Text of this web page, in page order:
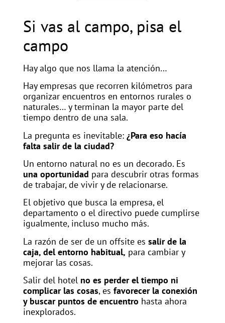
Si vas al campo, pisa el
campo
Hay algo que nos llama la atención…
Hay empresas que recorren kilómetros para
organizar encuentros en entornos rurales o
naturales… y terminan la mayor parte del
tiempo dentro de una sala.
La pregunta es inevitable:¿Para eso hacía
falta salir de la ciudad?
Un entorno natural no es un decorado. Es
una oportunidad para descubrir otras formas
de trabajar, de vivir y de relacionarse.
El objetivo que busca la empresa, el
departamento o el directivo puede cumplirse
igualmente, incluso mucho más.
La razón de ser de un offsite essalir de la
caja, del entorno habitual, para cambiar y
mejorar las cosas.
Salir del hotel no es perder el tiempo ni
complicar las cosas, esfavorecer la conexión
y buscar puntos de encuentro hasta ahora
inexplorados.